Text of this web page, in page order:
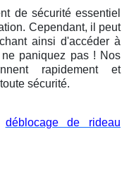
de sécurité essentiel
Cependant, il peut
ainsi d'accéder à
paniquez pas ! Nos
rapidement et
sécurité.
déblocage de rideau